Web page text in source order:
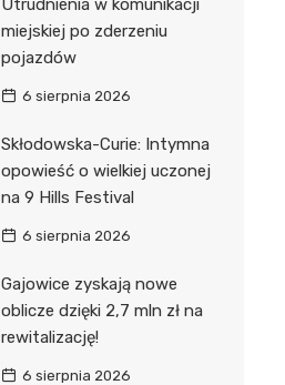
Utrudnienia w komunikacji
miejskiej po zderzeniu
pojazdów
6 sierpnia 2026
Skłodowska-Curie: Intymna
opowieść o wielkiej uczonej
na 9 Hills Festival
6 sierpnia 2026
Gajowice zyskają nowe
oblicze dzięki 2,7 mln zł na
rewitalizację!
6 sierpnia 2026